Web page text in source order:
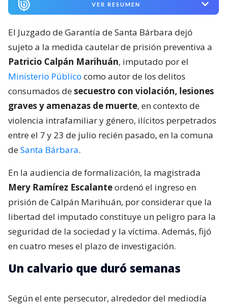
VER RESUMEN
El Juzgado de Garantía de Santa Bárbara dejó
sujeto a la medida cautelar de prisión preventiva a
Patricio Calpán Marihuán, imputado por el
Ministerio Público como autor de los delitos
consumados desecuestro con violación, lesiones
graves y amenazas de muerte, en contexto de
violencia intrafamiliar y género, ilícitos perpetrados
entre el 7 y 23 de julio recién pasado, en la comuna
deSanta Bárbara.
En la audiencia de formalización, la magistrada
Mery Ramírez Escalanteordenó el ingreso en
prisión de Calpán Marihuán, por considerar que la
libertad del imputado constituye un peligro para la
seguridad de la sociedad y la víctima. Además, fijó
en cuatro meses el plazo de investigación.
Un calvario que duró semanas
Según el ente persecutor, alrededor del mediodía